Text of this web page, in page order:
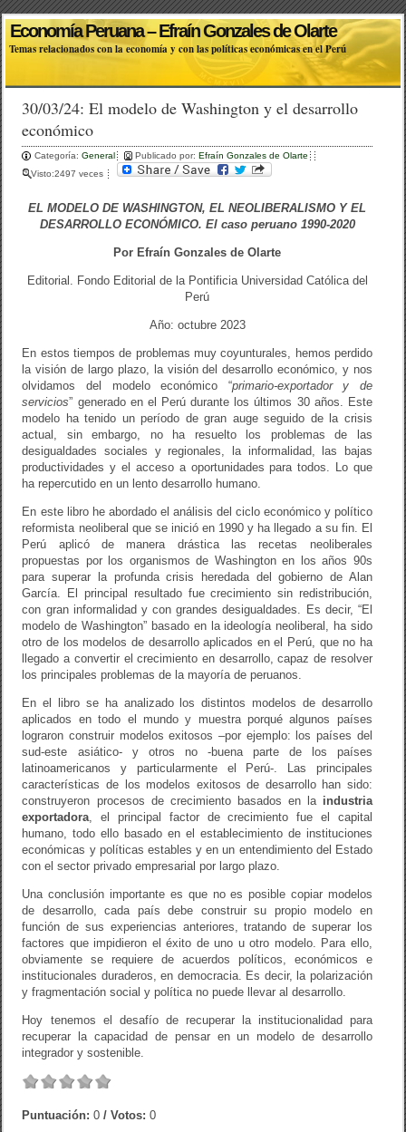
Economía Peruana – Efraín Gonzales de Olarte
Temas relacionados con la economía y con las políticas económicas en el Perú
30/03/24: El modelo de Washington y el desarrollo
económico
Categoría:General Publicado por:Efraín Gonzales de Olarte
Visto:2497 veces
EL MODELO DE WASHINGTON, EL NEOLIBERALISMO Y EL
DESARROLLO ECONÓMICO. El caso peruano 1990-2020
Por Efraín Gonzales de Olarte
Editorial. Fondo Editorial de la Pontificia Universidad Católica del
Perú
Año: octubre 2023
En estos tiempos de problemas muy coyunturales, hemos perdido
la visión de largo plazo, la visión del desarrollo económico, y nos
olvidamos del modelo económico “primario-exportador y de
servicios” generado en el Perú durante los últimos 30 años. Este
modelo ha tenido un período de gran auge seguido de la crisis
actual, sin embargo, no ha resuelto los problemas de las
desigualdades sociales y regionales, la informalidad, las bajas
productividades y el acceso a oportunidades para todos. Lo que
ha repercutido en un lento desarrollo humano.
En este libro he abordado el análisis del ciclo económico y político
reformista neoliberal que se inició en 1990 y ha llegado a su fin. El
Perú aplicó de manera drástica las recetas neoliberales
propuestas por los organismos de Washington en los años 90s
para superar la profunda crisis heredada del gobierno de Alan
García. El principal resultado fue crecimiento sin redistribución,
con gran informalidad y con grandes desigualdades. Es decir, “El
modelo de Washington” basado en la ideología neoliberal, ha sido
otro de los modelos de desarrollo aplicados en el Perú, que no ha
llegado a convertir el crecimiento en desarrollo, capaz de resolver
los principales problemas de la mayoría de peruanos.
En el libro se ha analizado los distintos modelos de desarrollo
aplicados en todo el mundo y muestra porqué algunos países
lograron construir modelos exitosos –por ejemplo: los países del
sud-este asiático- y otros no -buena parte de los países
latinoamericanos y particularmente el Perú-. Las principales
características de los modelos exitosos de desarrollo han sido:
construyeron procesos de crecimiento basados en la industria
exportadora , el principal factor de crecimiento fue el capital
humano, todo ello basado en el establecimiento de instituciones
económicas y políticas estables y en un entendimiento del Estado
con el sector privado empresarial por largo plazo.
Una conclusión importante es que no es posible copiar modelos
de desarrollo, cada país debe construir su propio modelo en
función de sus experiencias anteriores, tratando de superar los
factores que impidieron el éxito de uno u otro modelo. Para ello,
obviamente se requiere de acuerdos políticos, económicos e
institucionales duraderos, en democracia. Es decir, la polarización
y fragmentación social y política no puede llevar al desarrollo.
Hoy tenemos el desafío de recuperar la institucionalidad para
recuperar la capacidad de pensar en un modelo de desarrollo
integrador y sostenible.
Puntuación:0 / Votos:0